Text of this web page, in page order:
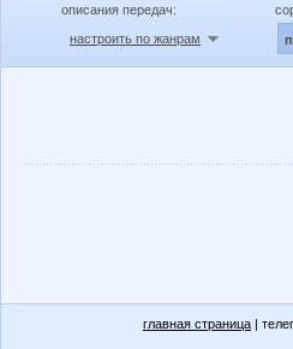
описания передач:
настроить по жанрам
главная страница |